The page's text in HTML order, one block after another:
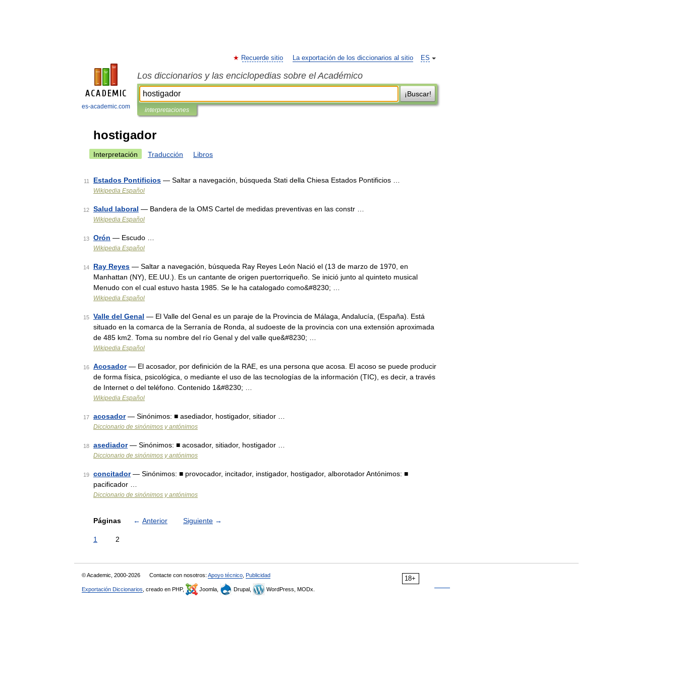
es-academic.com
ES
Recuerde sitio La exportación de los diccionarios al sitio
Los diccionarios y las enciclopedias sobre el Académico
¡Buscar!
interpretaciones
hostigador
Interpretación Traducción Libros
11 Estados Pontificios — Saltar a navegación, búsqueda Stati della Chiesa Estados Pontificios …
Wikipedia Español
12 Salud laboral — Bandera de la OMS Cartel de medidas preventivas en las constr …
Wikipedia Español
13 Orón — Escudo …
Wikipedia Español
14 Ray Reyes — Saltar a navegación, búsqueda Ray Reyes León Nació el (13 de marzo de 1970, en
Manhattan (NY), EE.UU.). Es un cantante de origen puertorriqueño. Se inició junto al quinteto musical
Menudo con el cual estuvo hasta 1985. Se le ha catalogado como&#8230; …
Wikipedia Español
15 Valle del Genal — El Valle del Genal es un paraje de la Provincia de Málaga, Andalucía, (España). Está
situado en la comarca de la Serranía de Ronda, al sudoeste de la provincia con una extensión aproximada
de 485 km2. Toma su nombre del río Genal y del valle que&#8230; …
Wikipedia Español
16 Acosador— El acosador, por definición de la RAE, es una persona que acosa. El acoso se puede producir
de forma física, psicológica, o mediante el uso de las tecnologías de la información (TIC), es decir, a través
de Internet o del teléfono. Contenido 1&#8230; …
Wikipedia Español
17 acosador— Sinónimos: ■ asediador, hostigador, sitiador …
Diccionario de sinónimos y antónimos
18 asediador— Sinónimos: ■ acosador, sitiador, hostigador …
Diccionario de sinónimos y antónimos
19 concitador— Sinónimos: ■ provocador, incitador, instigador, hostigador, alborotador Antónimos: ■
pacificador …
Diccionario de sinónimos y antónimos
Páginas ← Anterior Siguiente →
1 2
18+
© Academic, 2000-2026 Contacte con nosotros: Apoyo técnico Publicidad
Exportación Diccionarios , creado en PHP, Joomla, Drupal, WordPress, MODx.